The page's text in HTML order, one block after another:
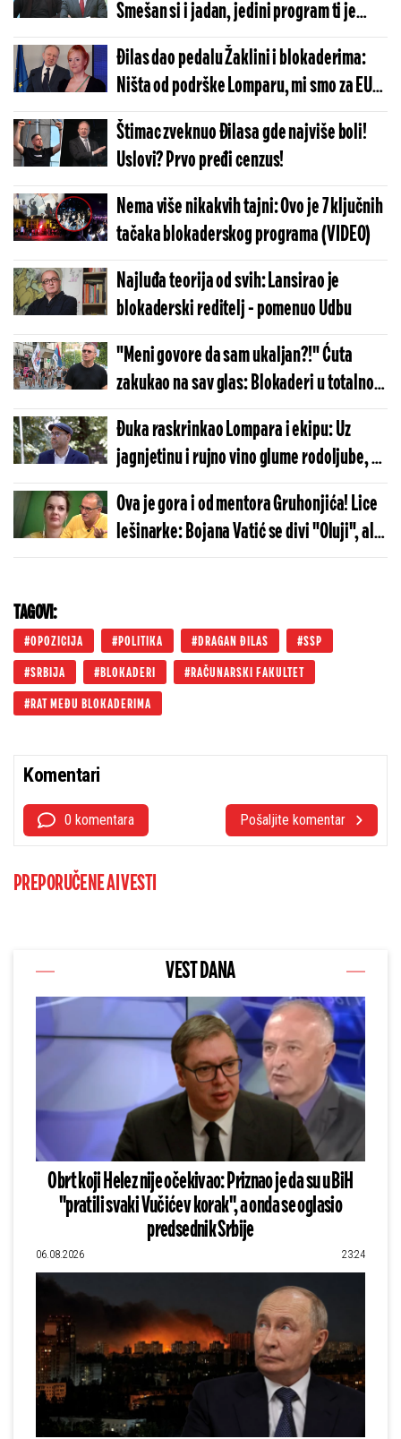
Smešan si i jadan, jedini program ti je
patološka mržnja prema Vučiću (FOTO)
Đilas dao pedalu Žaklini i blokaderima:
Ništa od podrške Lomparu, mi smo za EU
(VIDEO)
Štimac zveknuo Đilasa gde najviše boli!
Uslovi? Prvo pređi cenzus!
Nema više nikakvih tajni: Ovo je 7 ključnih
tačaka blokaderskog programa (VIDEO)
Najluđa teorija od svih: Lansirao je
blokaderski reditelj - pomenuo Udbu
"Meni govore da sam ukaljan?!" Ćuta
zakukao na sav glas: Blokaderi u totalnom
raspadu (VIDEO)
Đuka raskrinkao Lompara i ekipu: Uz
jagnjetinu i rujno vino glume rodoljube, pa
bi sa drugosrbijancima da ruše Vučića
(VIDEO)
Ova je gora i od mentora Gruhonjića! Lice
lešinarke: Bojana Vatić se divi "Oluji", ali
su objave iz novembra 2024. još jezivije
TAGOVI:
OPOZICIJA POLITIKA DRAGAN ĐILAS SSP
SRBIJA BLOKADERI RAČUNARSKI FAKULTET
RAT MEĐU BLOKADERIMA
Komentari
0 komentara Pošaljite komentar
PREPORUČENE AI VESTI
VEST DANA
Obrt koji Helez nije očekivao: Priznao je da su u BiH
"pratili svaki Vučićev korak", a onda se oglasio
predsednik Srbije
06.08.2026 23:24